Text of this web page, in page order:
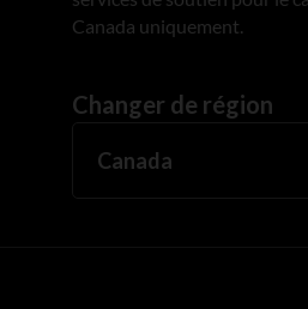
Canada uniquement.
Changer de région